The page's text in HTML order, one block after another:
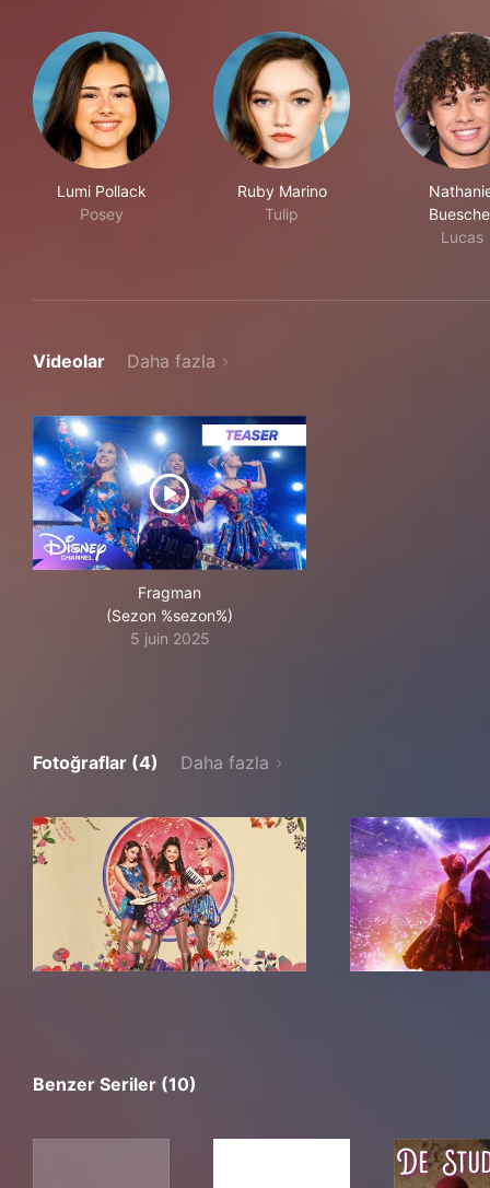
Lumi Pollack
Posey
Ruby Marino
Tulip
Lucas
Videolar Daha fazla
Fragman
(Sezon %sezon%)
5 juin 2025
Fotoğraflar (4) Daha fazla
Benzer Seriler (10)